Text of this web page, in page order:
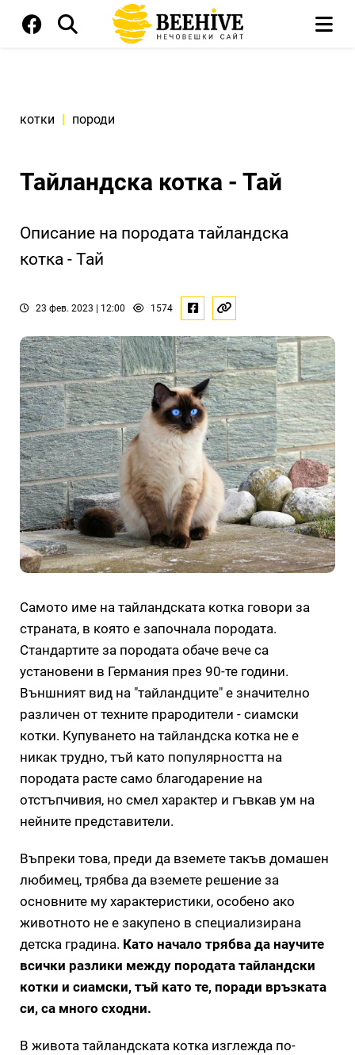
котки | породи
Тайландска котка - Тай
Описание на породата тайландска
котка - Тай
23 фев. 2023 | 12:00 1574
Самото име на тайландската котка говори за
страната, в която е започнала породата.
Стандартите за породата обаче вече са
установени в Германия през 90-те години.
Външният вид на "тайландците" е значително
различен от техните прародители - сиамски
котки. Купуването на тайландска котка не е
никак трудно, тъй като популярността на
породата расте само благодарение на
отстъпчивия, но смел характер и гъвкав ум на
нейните представители.
Въпреки това, преди да вземете такъв домашен
любимец, трябва да вземете решение за
основните му характеристики, особено ако
животното не е закупено в специализирана
детска градина. Като начало трябва да научите
всички разлики между породата тайландски
котки и сиамски, тъй като те, поради връзката
си, са много сходни.
В живота тайландската котка изглежда по-